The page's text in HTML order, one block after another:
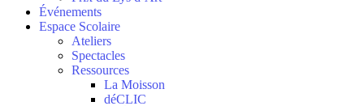
Événements
Espace Scolaire
Ateliers
Spectacles
Ressources
La Moisson
déCLIC